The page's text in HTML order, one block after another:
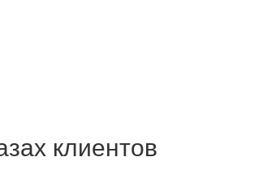
клиентов